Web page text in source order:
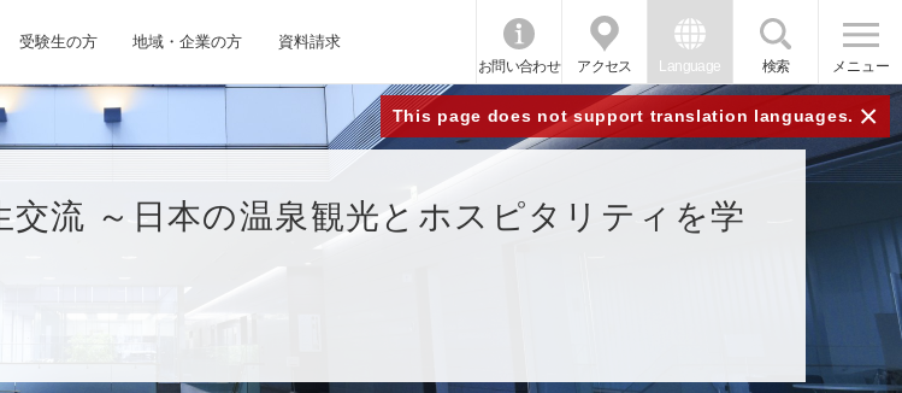
受験生の方 地域・企業の方 資料請求
お問い合わせ アクセス Language 検索 メニュー
This page does not support translation languages. ×
流 ～日本の温泉観光とホスピタリティを学